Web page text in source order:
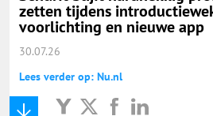
zetten tijdens
voorlichting en nieuwe app
30.07.26
Lees verder op: Nu.nl